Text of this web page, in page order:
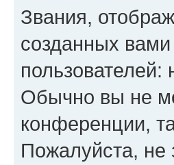
Звания,
созданных
Обычно вы не
конференции,
Пожалуйста,